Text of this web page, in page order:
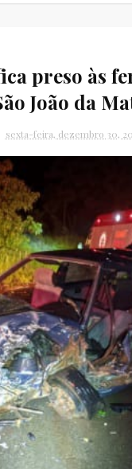
preso às
João da
sexta-feira, dezembro 30,